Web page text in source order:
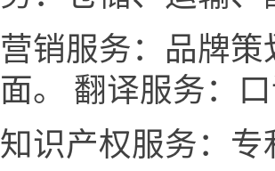
营销服务：品牌
面。 翻译服务：
知识产权服务：